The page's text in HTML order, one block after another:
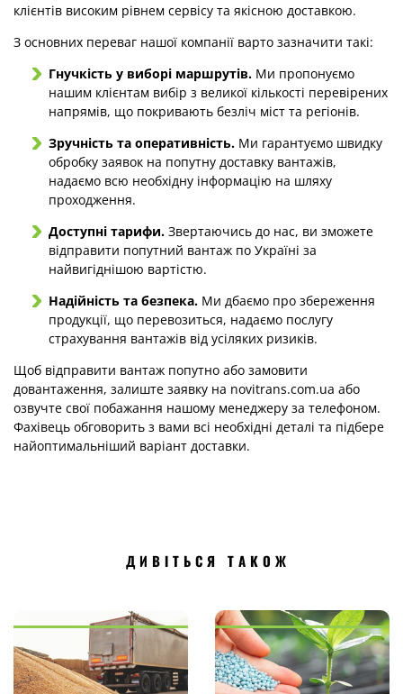
клієнтів високим рівнем сервісу та якісною доставкою.
З основних переваг нашої компанії варто зазначити такі:
Гнучкість у виборі маршрутів.Ми пропонуємо
нашим клієнтам вибір з великої кількості перевірених
напрямів, що покривають безліч міст та регіонів.
Зручність та оперативність.Ми гарантуємо швидку
обробку заявок на попутну доставку вантажів,
надаємо всю необхідну інформацію на шляху
проходження.
Доступні тарифи.Звертаючись до нас, ви зможете
відправити попутний вантаж по Україні за
найвигіднішою вартістю.
Надійність та безпека.Ми дбаємо про збереження
продукції, що перевозиться, надаємо послугу
страхування вантажів від усіляких ризиків.
Щоб відправити вантаж попутно або замовити
довантаження, залиште заявку на novitrans.com.ua або
озвучте свої побажання нашому менеджеру за телефоном.
Фахівець обговорить з вами всі необхідні деталі та підбере
найоптимальніший варіант доставки.
ДИВІТЬСЯ ТАКОЖ